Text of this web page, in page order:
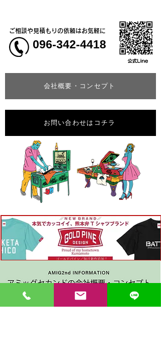
会社概要・コンセプト
ご相談や見積もりの依頼はお気軽に
096-342-4418
お問い合わせはコチラ